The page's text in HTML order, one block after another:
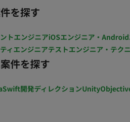
行うことで使いやすいプロダク
ら実装までを担当していただきま
明確化します。 ・ヒアリング
ます。 ▼ユーザーストーリーの
うにユーザーの目標達成に貢献す
スの洗い出し・ユーザーの業
を探す
トエンジニアiOSエンジニア・
ィエンジニアテストエンジニア・テク
件を探す
Swift開発ディレクションUnity